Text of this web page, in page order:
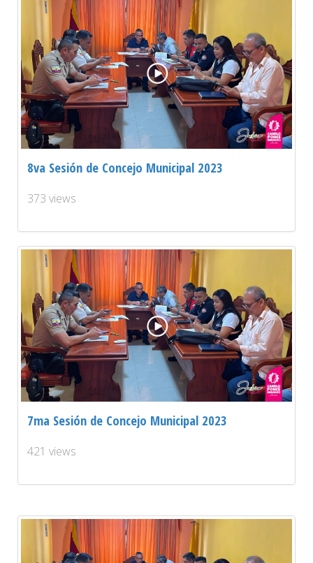
8va Sesión de Concejo Municipal 2023
373 views
7ma Sesión de Concejo Municipal 2023
421 views